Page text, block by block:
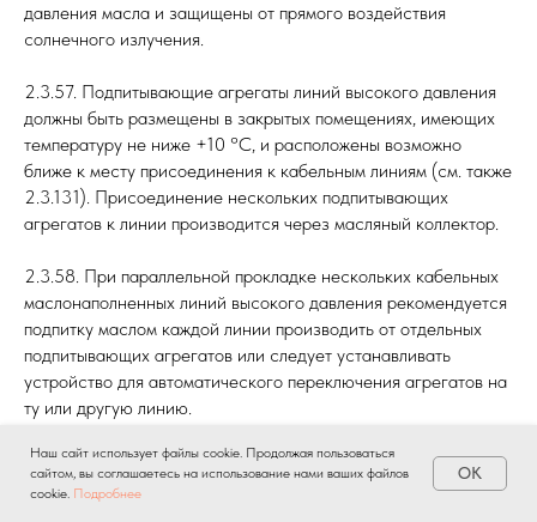
На главную Этапы работы Контакты
давления масла и защищены от прямого воздействия
солнечного излучения.
2.3.57. Подпитывающие агрегаты линий высокого давления
должны быть размещены в закрытых помещениях, имеющих
температуру не ниже +10 °C, и расположены возможно
ближе к месту присоединения к кабельным линиям (см. также
2.3.131). Присоединение нескольких подпитывающих
агрегатов к линии производится через масляный коллектор.
2.3.58. При параллельной прокладке нескольких кабельных
маслонаполненных линий высокого давления рекомендуется
подпитку маслом каждой линии производить от отдельных
подпитывающих агрегатов или следует устанавливать
устройство для автоматического переключения агрегатов на
ту или другую линию.
2.3.59. Подпитывающие агрегаты рекомендуется
обеспечивать электроэнергией от двух независимых
Наш сайт использует файлы cookie. Продолжая пользоваться
сайтом, вы соглашаетесь на использование нами ваших файлов
cookie. Подробнее
OK